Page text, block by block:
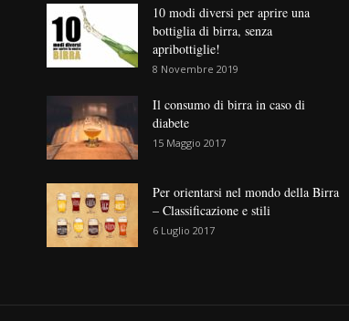
10 modi diversi per aprire una
bottiglia di birra, senza
apribottiglie!
8 Novembre 2019
Il consumo di birra in caso di
diabete
15 Maggio 2017
Per orientarsi nel mondo della Birra
– Classificazione e stili
6 Luglio 2017